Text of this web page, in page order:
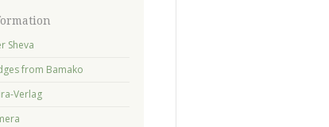
Sheva
from Bamako
Verlag